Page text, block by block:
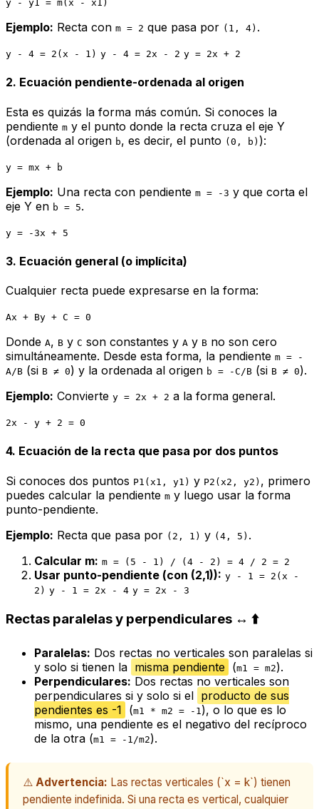
y - y1 = m(x - x1)
Ejemplo: Recta con m = 2 que pasa por (1, 4) .
y - 4 = 2(x - 1) y - 4 = 2x - 2 y = 2x + 2
2. Ecuación pendiente-ordenada al origen
Esta es quizás la forma más común. Si conoces la
pendiente m y el punto donde la recta cruza el eje Y
(ordenada al origen b, es decir, el punto (0, b) ):
y = mx + b
Ejemplo: Una recta con pendiente m = -3 y que corta el
eje Y en b = 5.
y = -3x + 5
3. Ecuación general (o implícita)
Cualquier recta puede expresarse en la forma:
Ax + By + C = 0
Donde A, B y C son constantes y A y B no son cero
simultáneamente. Desde esta forma, la pendiente m = -
A/B (si B ≠ 0) y la ordenada al origen b = -C/B (si B ≠ 0).
Ejemplo: Convierte y = 2x + 2 a la forma general.
2x - y + 2 = 0
4. Ecuación de la recta que pasa por dos puntos
Si conoces dos puntos P1(x1, y1) y P2(x2, y2) , primero
puedes calcular la pendiente m y luego usar la forma
punto-pendiente.
Ejemplo: Recta que pasa por (2, 1) y (4, 5) .
Calcular m: m = (5 - 1) / (4 - 2) = 4 / 2 = 2
Usar punto-pendiente (con (2,1)): y - 1 = 2(x -
2) y - 1 = 2x - 4 y = 2x - 3
Rectas paralelas y perpendiculares ↔️ ⬆️
Paralelas: Dos rectas no verticales son paralelas si
y solo si tienen la misma pendiente (m1 = m2).
Perpendiculares: Dos rectas no verticales son
perpendiculares si y solo si el producto de sus
pendientes es -1 (m1 * m2 = -1), o lo que es lo
mismo, una pendiente es el negativo del recíproco
de la otra (m1 = -1/m2).
⚠️ Advertencia: Las rectas verticales (`x = k`) tienen
pendiente indefinida. Si una recta es vertical, cualquier